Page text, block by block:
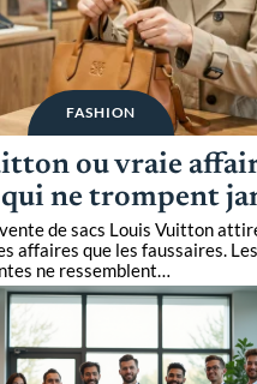
FASHION
ou vraie
ne trompent
de sacs Louis Vuitton
affaires que les faussaires. Les
ne ressemblent…